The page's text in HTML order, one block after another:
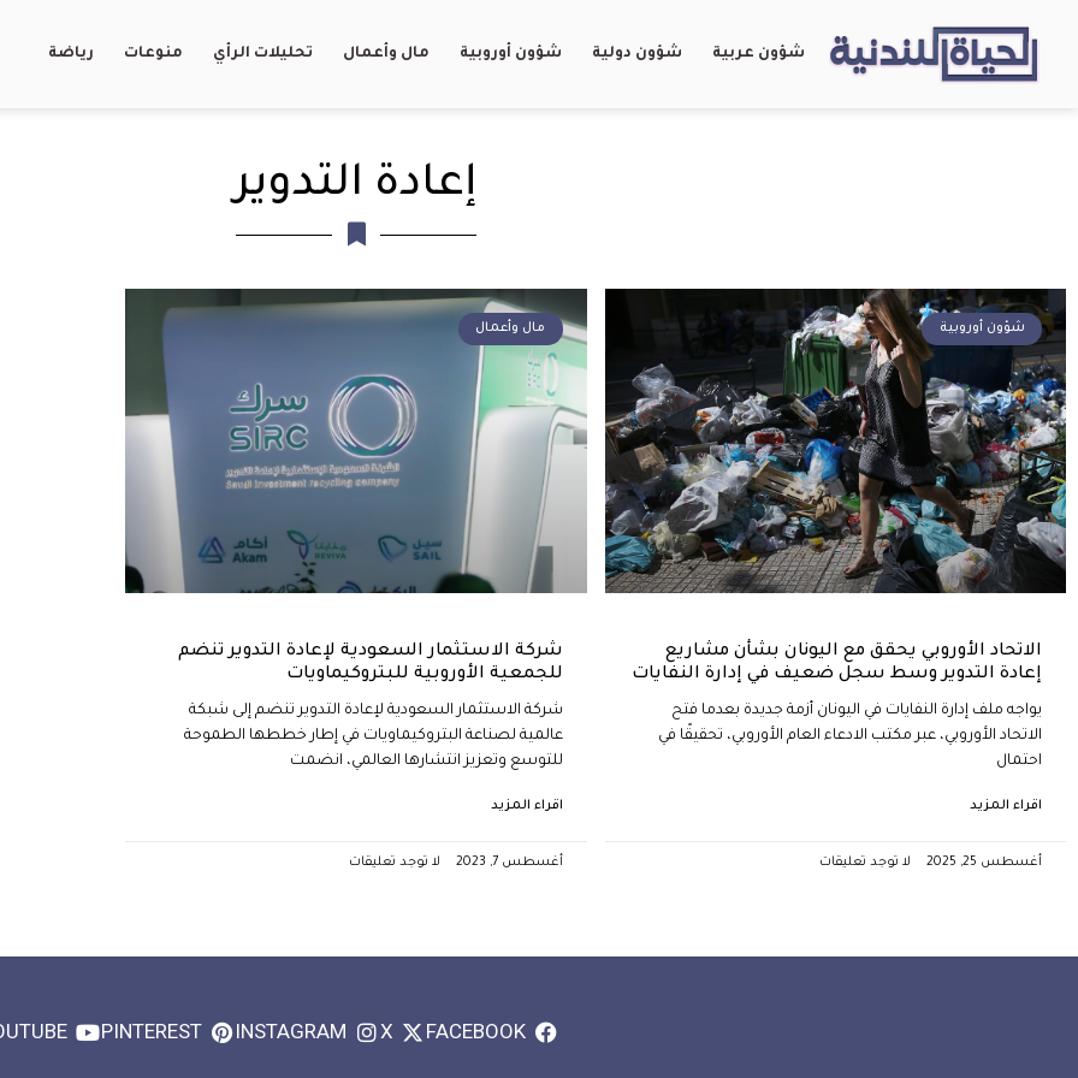
شؤون عربية شؤون دولية شؤون أوروبية مال وأعمال تحليلات الرأي منوعات رياضة
إعادة التدوير
شؤون أوروبية
الاتحاد الأوروبي يحقق مع اليونان بشأن مشاريع
إعادة التدوير وسط سجل ضعيف في إدارة النفايات
يواجه ملف إدارة النفايات في اليونان أزمة جديدة بعدما فتح
الاتحاد الأوروبي، عبر مكتب الادعاء العام الأوروبي، تحقيقًا في
احتمال
اقراء المزيد
أغسطس 25, 2025 لا توجد تعليقات
مال وأعمال
شركة الاستثمار السعودية لإعادة التدوير تنضم
للجمعية الأوروبية للبتروكيماويات
شركة الاستثمار السعودية لإعادة التدوير تنضم إلى شبكة
عالمية لصناعة البتروكيماويات في إطار خططها الطموحة
للتوسع وتعزيز انتشارها العالمي، انضمت
اقراء المزيد
أغسطس 7, 2023 لا توجد تعليقات
FACEBOOK
X
INSTAGRAM
PINTEREST